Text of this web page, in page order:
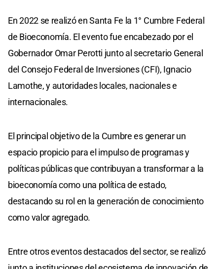
En 2022 se realizó en Santa Fe la 1° Cumbre Federal
de Bioeconomía. El evento fue encabezado por el
Gobernador Omar Perotti junto al secretario General
del Consejo Federal de Inversiones (CFI), Ignacio
Lamothe, y autoridades locales, nacionales e
internacionales.
El principal objetivo de la Cumbre es generar un
espacio propicio para el impulso de programas y
políticas públicas que contribuyan a transformar a la
bioeconomía como una política de estado,
destacando su rol en la generación de conocimiento
como valor agregado.
Entre otros eventos destacados del sector, se realizó